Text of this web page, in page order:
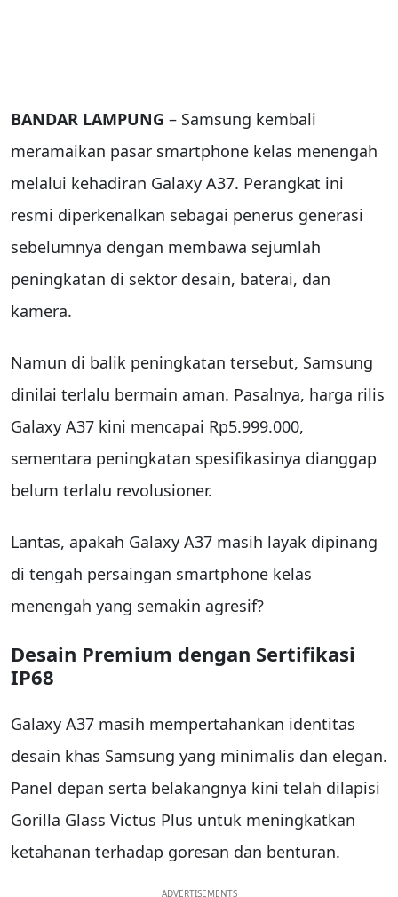
BANDAR LAMPUNG – Samsung kembali
meramaikan pasar smartphone kelas menengah
melalui kehadiran Galaxy A37. Perangkat ini
resmi diperkenalkan sebagai penerus generasi
sebelumnya dengan membawa sejumlah
peningkatan di sektor desain, baterai, dan
kamera.
Namun di balik peningkatan tersebut, Samsung
dinilai terlalu bermain aman. Pasalnya, harga rilis
Galaxy A37 kini mencapai Rp5.999.000,
sementara peningkatan spesifikasinya dianggap
belum terlalu revolusioner.
Lantas, apakah Galaxy A37 masih layak dipinang
di tengah persaingan smartphone kelas
menengah yang semakin agresif?
Desain Premium dengan Sertifikasi
IP68
Galaxy A37 masih mempertahankan identitas
desain khas Samsung yang minimalis dan elegan.
Panel depan serta belakangnya kini telah dilapisi
Gorilla Glass Victus Plus untuk meningkatkan
ketahanan terhadap goresan dan benturan.
ADVERTISEMENTS